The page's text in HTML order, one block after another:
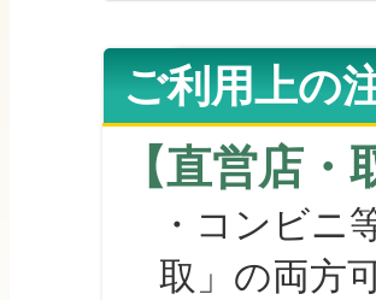
ご利用上の
【直営店
・コンビニ
取」の両方